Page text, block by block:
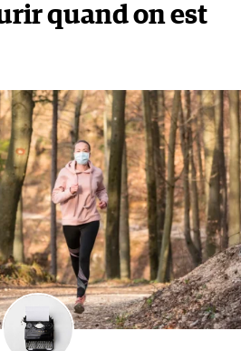
quand on est